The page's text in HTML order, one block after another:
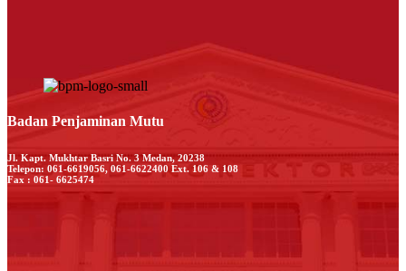
Badan Penjaminan Mutu
Jl. Kapt. Mukhtar Basri No. 3 Medan, 20238
Telepon: 061-6619056, 061-6622400 Ext. 106 & 108
Fax : 061- 6625474